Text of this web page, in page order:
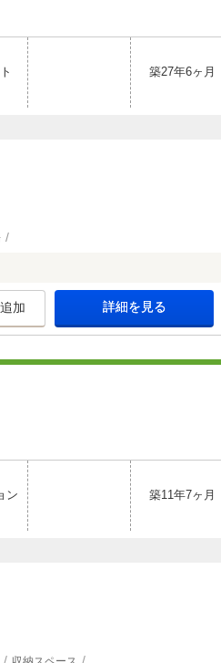
築27年6ヶ月
加 詳細を見る
ン 築11年7ヶ月